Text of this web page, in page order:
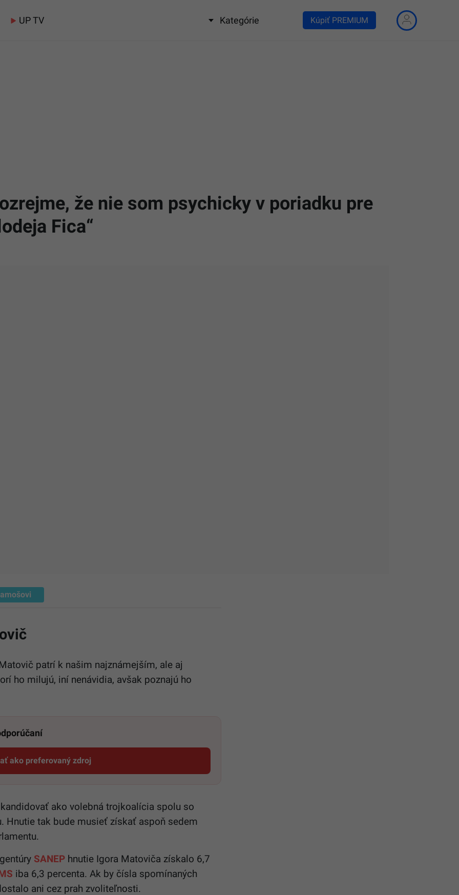
UP TV Kategórie Kúpiť PREMIUM
že nie som psychicky v poriadku pre
Fica“
patrí k našim najznámejším, ale aj
ho milujú, iní nenávidia, avšak poznajú ho
ako preferovaný zdroj
Startitup, odkaz sa otvorí v novom okne
ako volebná trojkoalícia spolu so
Hnutie tak bude musieť získať aspoň sedem
SANEP hnutie Igora Matoviča získalo 6,7
iba 6,3 percenta. Ak by čísla spomínaných
ani cez prah zvoliteľnosti.